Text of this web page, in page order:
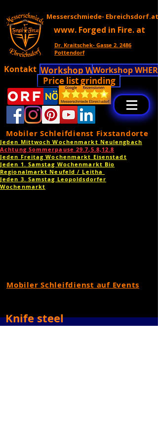
Messerschmiede- Ebreichsdorf.at
www. Forged in Fire. at
Dr. Kraitschek- Gasse 2. 2486
Pottendorf
Kontakt Workshop WHERE!!
Workshop
Price list grinding
Mobiler Schleifdienst Fixstandorte
Jeden Mittwoch Wochenmarkt Neulengbach
Achtung Sommerpause 29.7,5.8,12.8
Jeden Freitag Wochenmarkt Eisenstadt
Jeden 1. Samstag Wochenmarkt Bio
Regionalmarkt Neufeld / Leitha
Jeden 3. Samstag Leopoldsdorfer
Wochenmarkt
Mobiler Schleifdienst auf Events
Knife steel